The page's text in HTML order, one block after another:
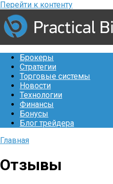
Перейти к контенту
Брокеры
Стратегии
Торговые системы
Новости
Технологии
Финансы
Бонусы
Блог трейдера
Главная
Отзывы